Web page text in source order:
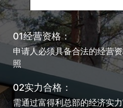
01经营资格：
申请人必须具备合法的经营
照
02实力合格：
需通过富得利总部的经济实